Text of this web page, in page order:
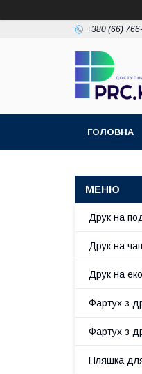
+380 (66)
ГОЛОВНА
Друк на
Друк на
Друк на
Фартух з
Фартух з
Пляшка